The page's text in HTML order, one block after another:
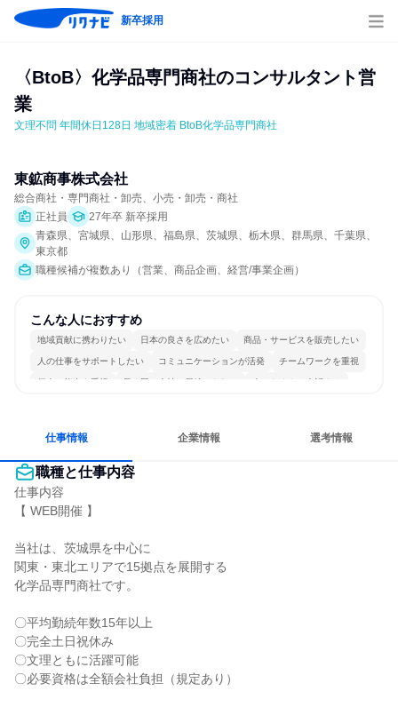
新卒採用
〈BtoB〉化学品専門商社のコンサルタント営
業
文理不問 年間休日128日 地域密着 BtoB化学品専門商社
東鉱商事株式会社
総合商社・専門商社・卸売、小売・卸売・商社
正社員
27年卒 新卒採用
青森県、宮城県、山形県、福島県、茨城県、栃木県、群馬県、千葉県、
東京都
職種候補が複数あり（営業、商品企画、経営/事業企画）
こんな人におすすめ
地域貢献に携わりたい 日本の良さを広めたい 商品・サービスを販売したい
人の仕事をサポートしたい コミュニケーションが活発 チームワークを重視
個人の能力を重視 長く同じ会社に居続けられる 人とたくさん会話する
仕事情報 企業情報 選考情報
職種と仕事内容
仕事内容
【 WEB開催 】
当社は、茨城県を中心に
関東・東北エリアで15拠点を展開する
化学品専門商社です。
〇平均勤続年数15年以上
〇完全土日祝休み
〇文理ともに活躍可能
〇必要資格は全額会社負担（規定あり）